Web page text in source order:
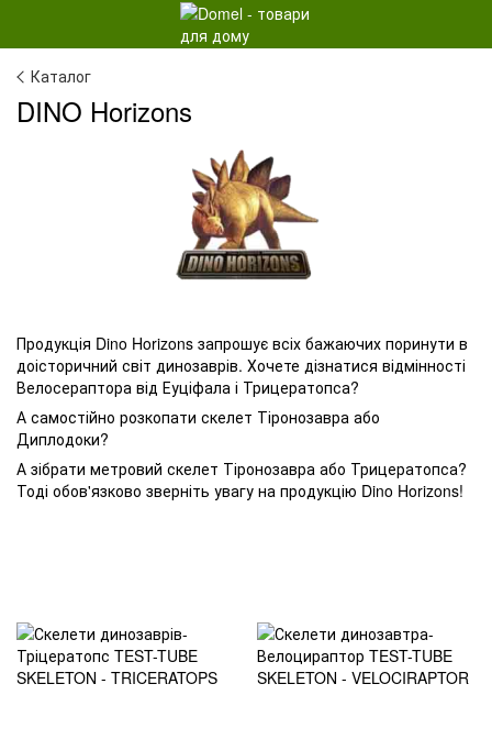
Каталог
DINO Horizons
Продукція Dino Horizons запрошує всіх бажаючих поринути в
доісторичний світ динозаврів. Хочете дізнатися відмінності
Велосераптора від Еуціфала і Трицератопса?
А самостійно розкопати скелет Тіронозавра або
Диплодоки?
А зібрати метровий скелет Тіронозавра або Трицератопса?
Тоді обов'язково зверніть увагу на продукцію Dino Horizons!